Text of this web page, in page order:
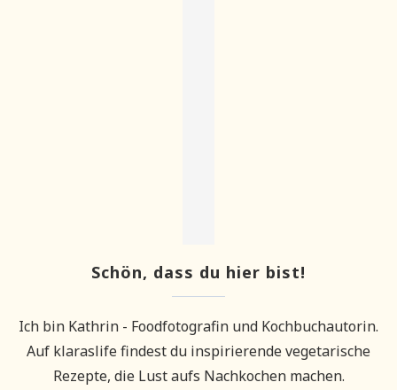
Schön, dass du hier bist!
Ich bin Kathrin - Foodfotografin und Kochbuchautorin.
Auf klaraslife findest du inspirierende vegetarische
Rezepte, die Lust aufs Nachkochen machen.